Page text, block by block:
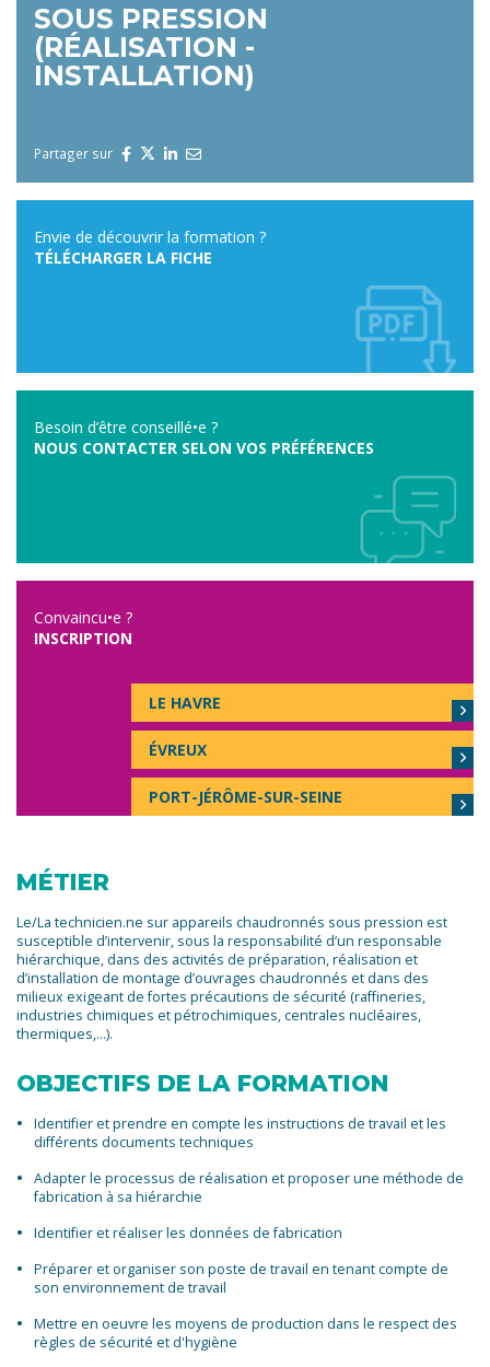
SOUS PRESSION
(RÉALISATION -
INSTALLATION)
Partager sur
Envie de découvrir la formation ?
TÉLÉCHARGER LA FICHE
Besoin d’être conseillé•e ?
NOUS CONTACTER SELON VOS PRÉFÉRENCES
Convaincu•e ?
INSCRIPTION
LE HAVRE
ÉVREUX
PORT-JÉRÔME-SUR-SEINE
MÉTIER
Le/La technicien.ne sur appareils chaudronnés sous pression est
susceptible d’intervenir, sous la responsabilité d’un responsable
hiérarchique, dans des activités de préparation, réalisation et
d’installation de montage d’ouvrages chaudronnés et dans des
milieux exigeant de fortes précautions de sécurité (raffineries,
industries chimiques et pétrochimiques, centrales nucléaires,
thermiques,...).
OBJECTIFS DE LA FORMATION
Identifier et prendre en compte les instructions de travail et les
différents documents techniques
Adapter le processus de réalisation et proposer une méthode de
fabrication à sa hiérarchie
Identifier et réaliser les données de fabrication
Préparer et organiser son poste de travail en tenant compte de
son environnement de travail
Mettre en oeuvre les moyens de production dans le respect des
règles de sécurité et d'hygiène